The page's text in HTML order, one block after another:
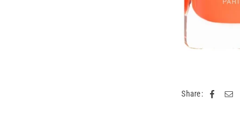
Share: